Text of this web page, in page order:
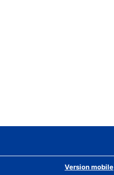
Version mobile